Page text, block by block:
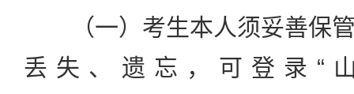
（一）考生本人须妥善保管
丢失、遗忘，可登录“